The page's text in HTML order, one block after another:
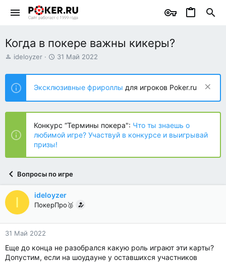
Когда в покере важны кикеры?
А
т
о
р
т
е
ы
ideloyzer
Д
т
н
а
ч
л
а
31 Май 2022
Эксклюзивные фрироллы для игроков Poker.ru
Конкурс “Термины покера": Что ты знаешь о
любимой игре? Участвуй в конкурсе и выигрывай
призы!
Вопросы по игре
I ideloyzer
ПокерПро🥈
31 Май 2022
Еще до конца не разобрался какую роль играют эти карты?
Допустим, если на шоудауне у оставшихся участников